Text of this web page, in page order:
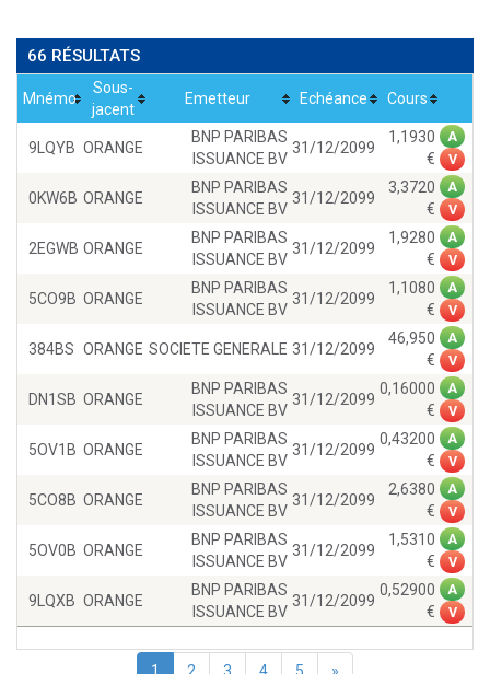
66 RÉSULTATS
Mnémo
Sous-
jacent
Emetteur Echéance Cours
9LQYB ORANGE
BNP PARIBAS
ISSUANCE BV
31/12/2099
1,1930
A
V
0KW6B ORANGE
BNP PARIBAS
ISSUANCE BV
31/12/2099
3,3720
A
V
2EGWB ORANGE
BNP PARIBAS
ISSUANCE BV
31/12/2099
1,9280
A
V
5CO9B ORANGE
BNP PARIBAS
ISSUANCE BV
31/12/2099
1,1080
A
V
384BS ORANGE SOCIETE GENERALE 31/12/2099
46,950
A
V
DN1SB ORANGE
BNP PARIBAS
ISSUANCE BV
31/12/2099
0,16000
A
V
5OV1B ORANGE
BNP PARIBAS
ISSUANCE BV
31/12/2099
0,43200
A
V
5CO8B ORANGE
BNP PARIBAS
ISSUANCE BV
31/12/2099
2,6380
A
V
5OV0B ORANGE
BNP PARIBAS
ISSUANCE BV
31/12/2099
1,5310
A
V
9LQXB ORANGE
BNP PARIBAS
ISSUANCE BV
31/12/2099
0,52900
A
V